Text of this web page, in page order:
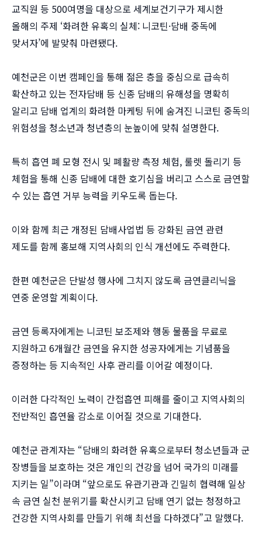
교직원 등 500여명을 대상으로 세계보건기구가 제시한
올해의 주제 ‘화려한 유혹의 실체: 니코틴·담배 중독에
맞서자’에 발맞춰 마련됐다.
예천군은 이번 캠페인을 통해 젊은 층을 중심으로 급속히
확산하고 있는 전자담배 등 신종 담배의 유해성을 명확히
알리고 담배 업계의 화려한 마케팅 뒤에 숨겨진 니코틴 중독의
위험성을 청소년과 청년층의 눈높이에 맞춰 설명한다.
특히 흡연 폐 모형 전시 및 폐활량 측정 체험, 룰렛 돌리기 등
체험을 통해 신종 담배에 대한 호기심을 버리고 스스로 금연할
수 있는 흡연 거부 능력을 키우도록 돕는다.
이와 함께 최근 개정된 담배사업법 등 강화된 금연 관련
제도를 함께 홍보해 지역사회의 인식 개선에도 주력한다.
한편 예천군은 단발성 행사에 그치지 않도록 금연클리닉을
연중 운영할 계획이다.
금연 등록자에게는 니코틴 보조제와 행동 물품을 무료로
지원하고 6개월간 금연을 유지한 성공자에게는 기념품을
증정하는 등 지속적인 사후 관리를 이어갈 예정이다.
이러한 다각적인 노력이 간접흡연 피해를 줄이고 지역사회의
전반적인 흡연율 감소로 이어질 것으로 기대한다.
예천군 관계자는 “담배의 화려한 유혹으로부터 청소년들과 군
장병들을 보호하는 것은 개인의 건강을 넘어 국가의 미래를
지키는 일”이라며 “앞으로도 유관기관과 긴밀히 협력해 일상
속 금연 실천 분위기를 확산시키고 담배 연기 없는 청정하고
건강한 지역사회를 만들기 위해 최선을 다하겠다”고 말했다.